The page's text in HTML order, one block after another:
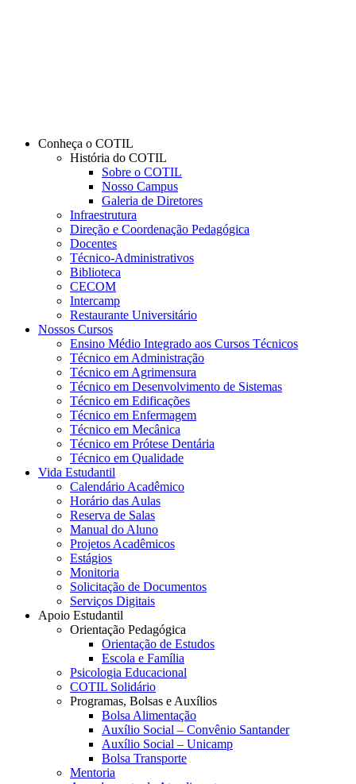
Conheça o COTIL
História do COTIL
Sobre o COTIL
Nosso Campus
Galeria de Diretores
Infraestrutura
Direção e Coordenação Pedagógica
Docentes
Técnico-Administrativos
Biblioteca
CECOM
Intercamp
Restaurante Universitário
Nossos Cursos
Ensino Médio Integrado aos Cursos Técnicos
Técnico em Administração
Técnico em Agrimensura
Técnico em Desenvolvimento de Sistemas
Técnico em Edificações
Técnico em Enfermagem
Técnico em Mecânica
Técnico em Prótese Dentária
Técnico em Qualidade
Vida Estudantil
Calendário Acadêmico
Horário das Aulas
Reserva de Salas
Manual do Aluno
Projetos Acadêmicos
Estágios
Monitoria
Solicitação de Documentos
Serviços Digitais
Apoio Estudantil
Orientação Pedagógica
Orientação de Estudos
Escola e Família
Psicologia Educacional
COTIL Solidário
Programas, Bolsas e Auxílios
Bolsa Alimentação
Auxílio Social – Convênio Santander
Auxílio Social – Unicamp
Bolsa Transporte
Mentoria